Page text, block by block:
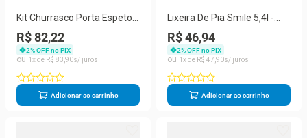
Kit Churrasco Porta Espeto +
2 Espetos Duplo E 2 Espetos
Simples 65cm
R$ 82,22
2% OFF no PIX
1
R$ 83 90
Adicionar ao carrinho
Lixeira De Pia Smile 5,4l -
Stolf Areia
R$ 46,94
2% OFF no PIX
1
R$ 47 90
Adicionar ao carrinho